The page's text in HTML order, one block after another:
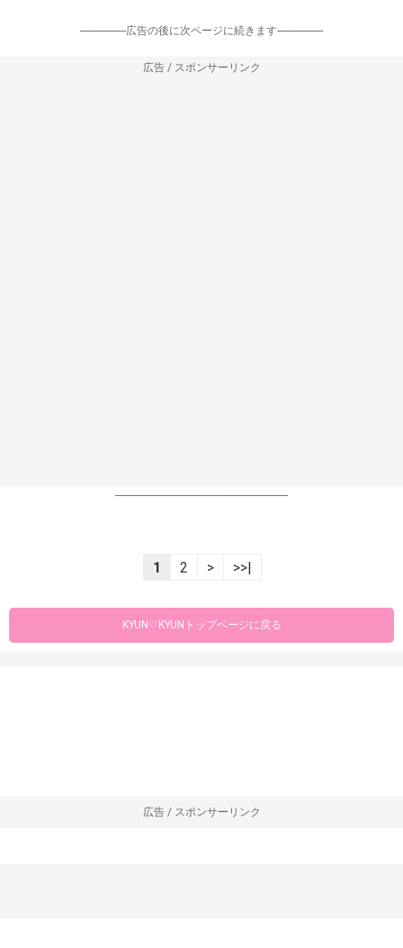
-----------------広告の後に次ページに続きます-----------------
広告 / スポンサーリンク
----------------------------------------------------------------
1 2 > >>|
KYUN♡KYUNトップページに戻る
広告 / スポンサーリンク